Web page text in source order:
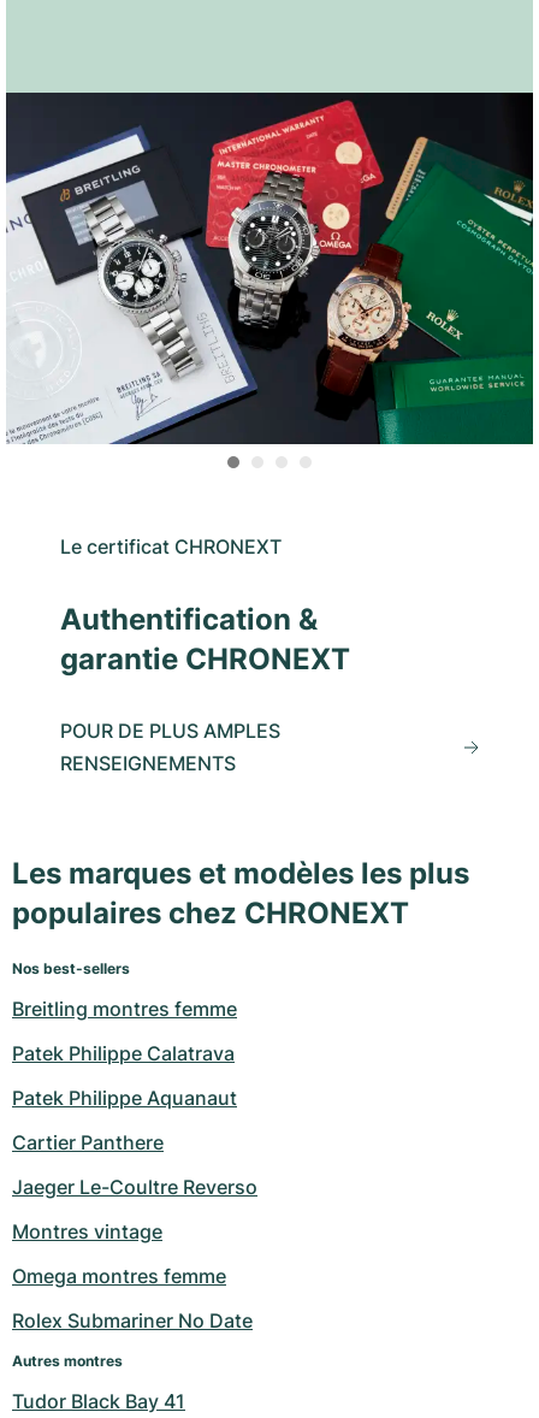
Le certificat CHRONEXT
Authentification &
garantie CHRONEXT
POUR DE PLUS AMPLES
RENSEIGNEMENTS
Les marques et modèles les plus
populaires chez CHRONEXT
Nos best-sellers
Breitling montres femme
Patek Philippe Calatrava
Patek Philippe Aquanaut
Cartier Panthere
Jaeger Le-Coultre Reverso
Montres vintage
Omega montres femme
Rolex Submariner No Date
Autres montres
Tudor Black Bay 41